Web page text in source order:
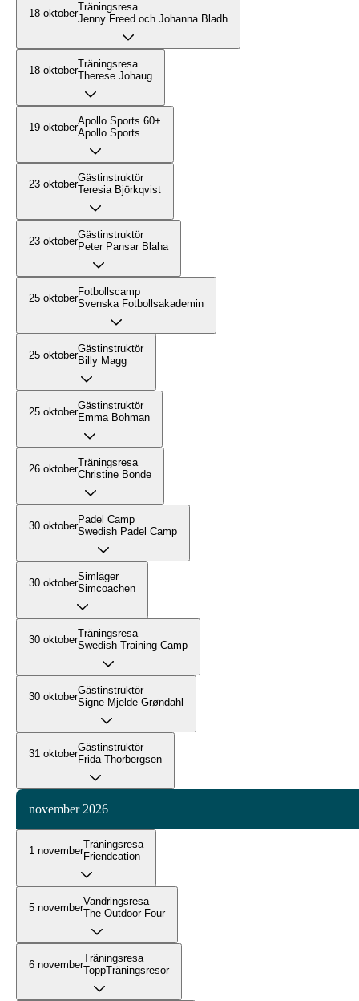
18 oktoberTräningsresa
Jenny Freed och Johanna Bladh
18 oktoberTräningsresa
Therese Johaug
19 oktoberApollo Sports 60+
Apollo Sports
23 oktoberGästinstruktör
Teresia Björkqvist
23 oktoberGästinstruktör
Peter Pansar Blaha
25 oktoberFotbollscamp
Svenska Fotbollsakademin
25 oktoberGästinstruktör
Billy Magg
25 oktoberGästinstruktör
Emma Bohman
26 oktoberTräningsresa
Christine Bonde
30 oktoberPadel Camp
Swedish Padel Camp
30 oktoberSimläger
Simcoachen
30 oktoberTräningsresa
Swedish Training Camp
30 oktoberGästinstruktör
Signe Mjelde Grøndahl
31 oktoberGästinstruktör
Frida Thorbergsen
november 2026
1 novemberTräningsresa
Friendcation
5 novemberVandringsresa
The Outdoor Four
6 novemberTräningsresa
ToppTräningsresor